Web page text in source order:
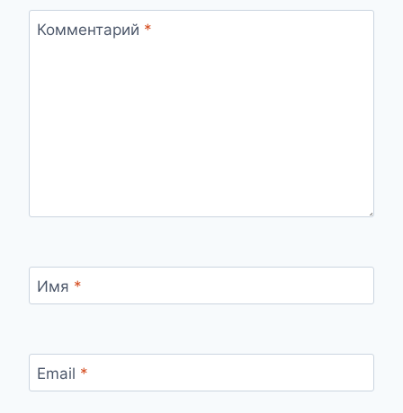
Комментарий *
Имя *
Email *